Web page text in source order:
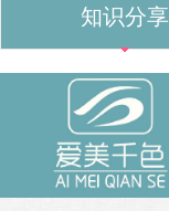
知识分享